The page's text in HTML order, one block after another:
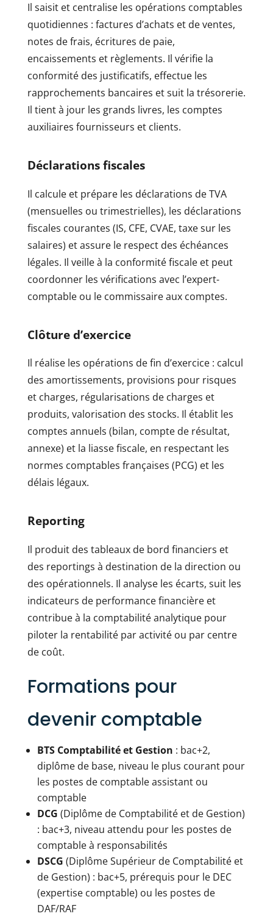
Il saisit et centralise les opérations comptables
quotidiennes : factures d’achats et de ventes,
notes de frais, écritures de paie,
encaissements et règlements. Il vérifie la
conformité des justificatifs, effectue les
rapprochements bancaires et suit la trésorerie.
Il tient à jour les grands livres, les comptes
auxiliaires fournisseurs et clients.
Déclarations fiscales
Il calcule et prépare les déclarations de TVA
(mensuelles ou trimestrielles), les déclarations
fiscales courantes (IS, CFE, CVAE, taxe sur les
salaires) et assure le respect des échéances
légales. Il veille à la conformité fiscale et peut
coordonner les vérifications avec l’expert-
comptable ou le commissaire aux comptes.
Clôture d’exercice
Il réalise les opérations de fin d’exercice : calcul
des amortissements, provisions pour risques
et charges, régularisations de charges et
produits, valorisation des stocks. Il établit les
comptes annuels (bilan, compte de résultat,
annexe) et la liasse fiscale, en respectant les
normes comptables françaises (PCG) et les
délais légaux.
Reporting
Il produit des tableaux de bord financiers et
des reportings à destination de la direction ou
des opérationnels. Il analyse les écarts, suit les
indicateurs de performance financière et
contribue à la comptabilité analytique pour
piloter la rentabilité par activité ou par centre
de coût.
Formations pour
devenir comptable
BTS Comptabilité et Gestion : bac+2,
diplôme de base, niveau le plus courant pour
les postes de comptable assistant ou
comptable
DCG (Diplôme de Comptabilité et de Gestion)
: bac+3, niveau attendu pour les postes de
comptable à responsabilités
DSCG (Diplôme Supérieur de Comptabilité et
de Gestion) : bac+5, prérequis pour le DEC
(expertise comptable) ou les postes de
DAF/RAF